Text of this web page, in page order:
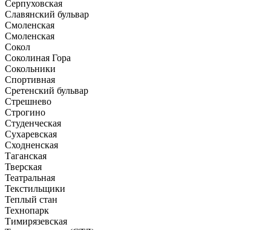
Серпуховская
Славянский бульвар
Смоленская
Смоленская
Сокол
Соколиная Гора
Сокольники
Спортивная
Сретенский бульвар
Стрешнево
Строгино
Студенческая
Сухаревская
Сходненская
Таганская
Тверская
Театральная
Текстильщики
Теплый стан
Технопарк
Тимирязевская